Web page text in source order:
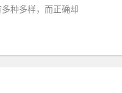
多样，而正确却